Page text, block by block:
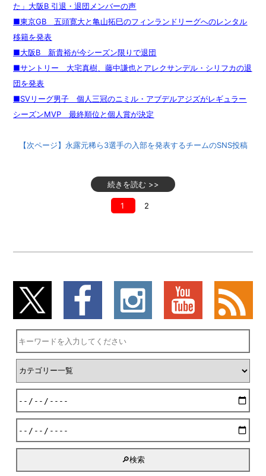
た」大阪B 引退・退団メンバーの声
■東京GB 五頭寛大と亀山拓巳のフィンランドリーグへのレンタル
移籍を発表
■大阪B 新貴裕が今シーズン限りで退団
■サントリー 大宅真樹、藤中謙也とアレクサンデル・シリフカの退
団を発表
■SVリーグ男子 個人三冠のニミル・アブデルアジズがレギュラー
シーズンMVP 最終順位と個人賞が決定
【次ページ】永露元稀ら3選手の入部を発表するチームのSNS投稿
続きを読む >>
1 2